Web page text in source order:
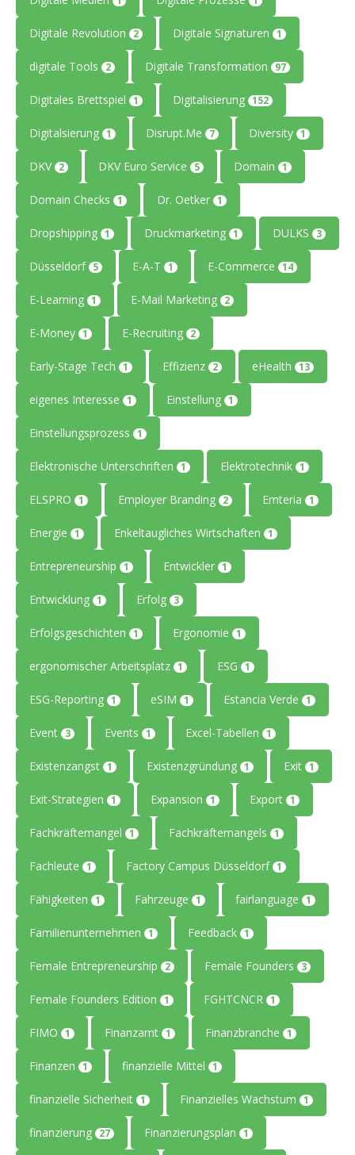
Digitale Revolution 2 Digitale Signaturen 1
digitale Tools 2 Digitale Transformation 97
Digitales Brettspiel 1 Digitalisierung 152
Digitalsierung 1 Disrupt.Me 7 Diversity 1
DKV 2 DKV Euro Service 5 Domain 1
Domain Checks 1 Dr. Oetker 1
Dropshipping 1 Druckmarketing 1 DULKS 3
Düsseldorf 5 E-A-T 1 E-Commerce 14
E-Learning 1 E-Mail Marketing 2
E-Money 1 E-Recruiting 2
Early-Stage Tech 1 Effizienz 2 eHealth 13
eigenes Interesse 1 Einstellung 1
Einstellungsprozess 1
Elektronische Unterschriften 1 Elektrotechnik 1
ELSPRO 1 Employer Branding 2 Emteria 1
Energie 1 Enkeltaugliches Wirtschaften 1
Entrepreneurship 1 Entwickler 1
Entwicklung 1 Erfolg 3
Erfolgsgeschichten 1 Ergonomie 1
ergonomischer Arbeitsplatz 1 ESG 1
ESG-Reporting 1 eSIM 1 Estancia Verde 1
Event 3 Events 1 Excel-Tabellen 1
Existenzangst 1 Existenzgründung 1 Exit 1
Exit-Strategien 1 Expansion 1 Export 1
Fachkräftemangel 1 Fachkräftemangels 1
Fachleute 1 Factory Campus Düsseldorf 1
Fähigkeiten 1 Fahrzeuge 1 fairlanguage 1
Familienunternehmen 1 Feedback 1
Female Entrepreneurship 2 Female Founders 3
Female Founders Edition 1 FGHTCNCR 1
FIMO 1 Finanzamt 1 Finanzbranche 1
Finanzen 1 finanzielle Mittel 1
finanzielle Sicherheit 1 Finanzielles Wachstum 1
finanzierung 27 Finanzierungsplan 1